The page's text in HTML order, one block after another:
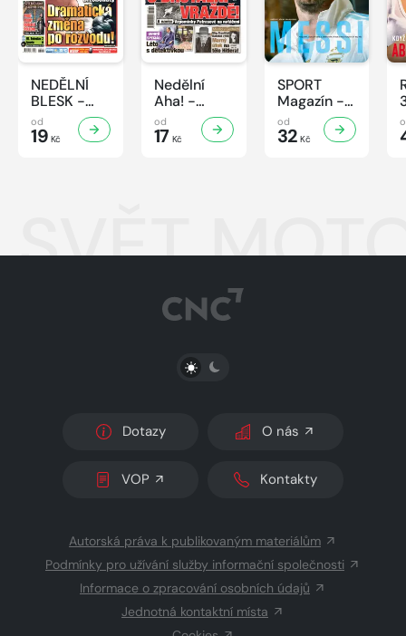
NEDĚLNÍ
BLESK -
32/2026
od
19 Kč
Nedělní
Aha! -
32/2026
od
17 Kč
SPORT
Magazín -
32/2026
od
32 Kč
SVĚT
PŘEPNOUT SVĚTLÝ/TMAVÝ REŽIM
Dotazy O nás
VOP Kontakty
Autorská práva k publikovaným materiálům
Podmínky pro užívání služby informační společnosti
Informace o zpracování osobních údajů
Jednotná kontaktní místa